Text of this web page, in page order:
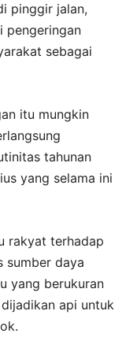
pinggir jalan,
pengeringan
sebagai
itu mungkin
tahunan
yang selama ini
rakyat terhadap
sumber daya
yang berukuran
api untuk